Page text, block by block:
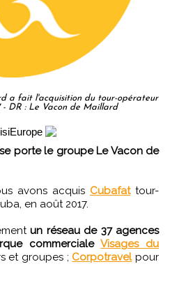
a fait l'acquisition du tour-opérateur
DR : Le Vacon de Maillard
avons acquis Cubafattour-
en août 2017.
un réseau de 37 agences
commerciale Visages du
et groupes ; Corpotravelpour